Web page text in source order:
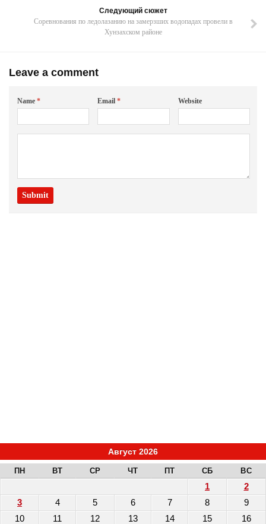
Следующий сюжет
Соревнования по ледолазанию на замерзших водопадах провели в
Хунзахском районе
Leave a comment
Name * Email* Website
Август 2026
ПН ВТ СР ЧТ ПТ СБ ВС
1
2
3
4 5 6 7 8
9
10
11 12 13 14 15
16